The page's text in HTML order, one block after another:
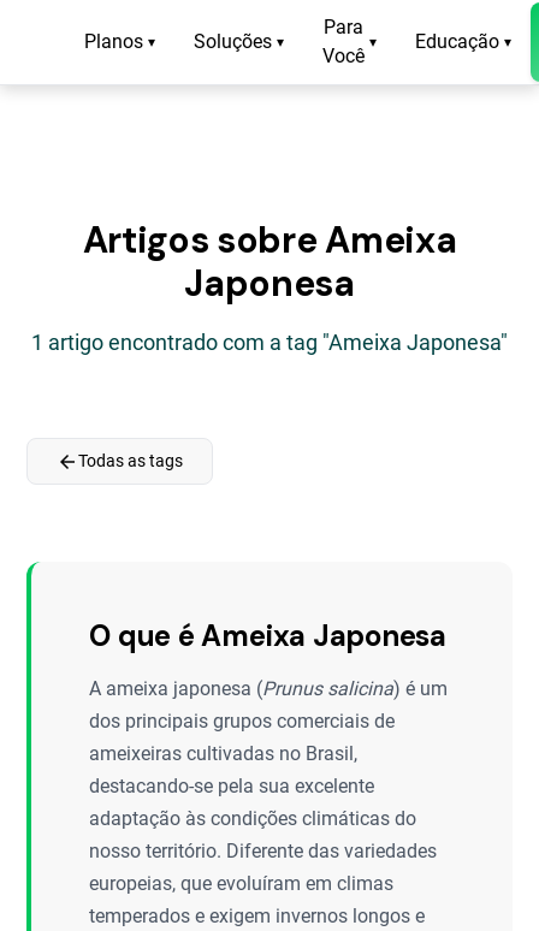
Planos ▾ Soluções ▾
Para
Você
▾ Educação ▾
Artigos sobre Ameixa
Japonesa
1 artigo encontrado com a tag "Ameixa Japonesa"
arrow_backTodas as tags
O que é Ameixa Japonesa
A ameixa japonesa (Prunus salicina) é um
dos principais grupos comerciais de
ameixeiras cultivadas no Brasil,
destacando-se pela sua excelente
adaptação às condições climáticas do
nosso território. Diferente das variedades
europeias, que evoluíram em climas
temperados e exigem invernos longos e